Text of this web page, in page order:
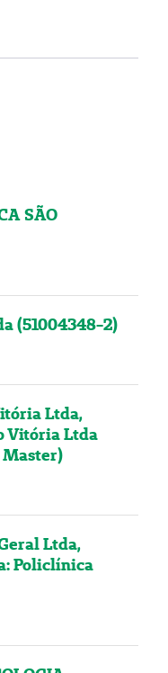
SÃO
(51004348-2)
Ltda,
Vitória Ltda
Master)
Ltda,
Policlínica